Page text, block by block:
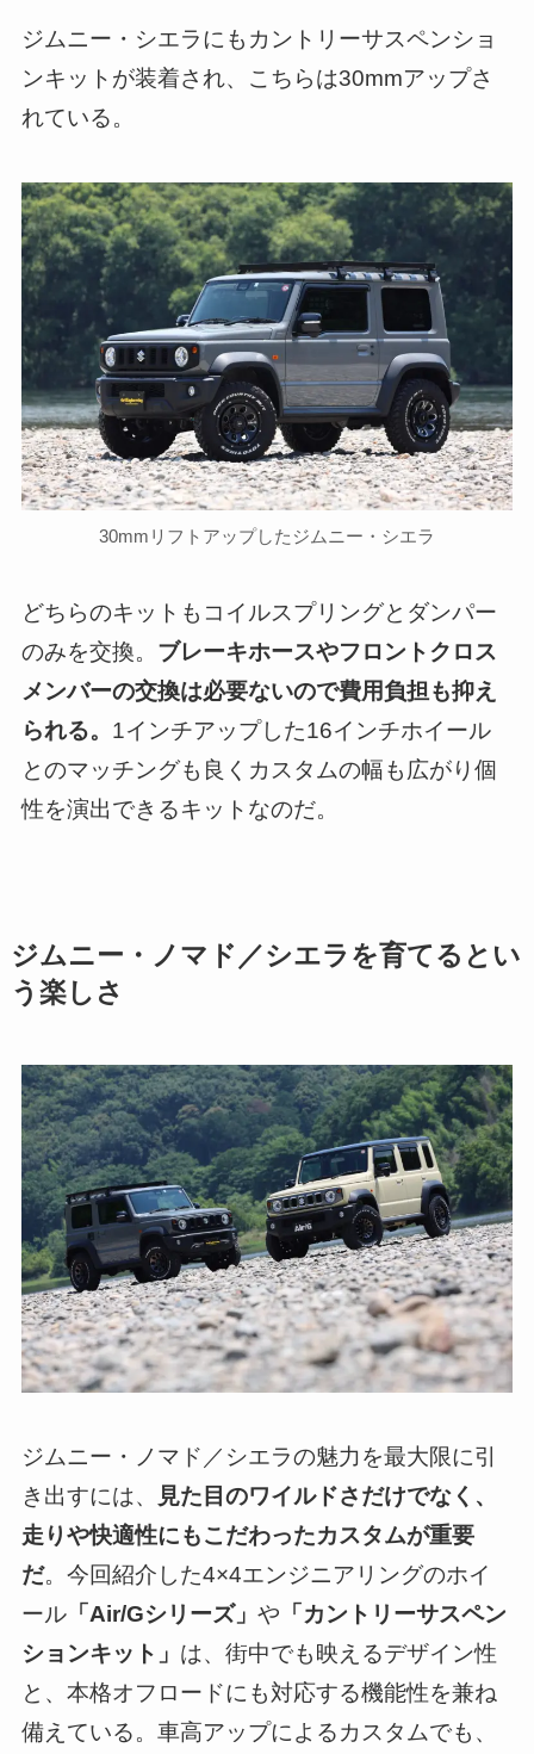
ジムニー・シエラにもカントリーサスペンショ
ンキットが装着され、こちらは30mmアップさ
れている。
30mmリフトアップしたジムニー・シエラ
どちらのキットもコイルスプリングとダンパー
のみを交換。 ブレーキホースやフロントクロス
メンバーの交換は必要ないので費用負担も抑え
られる。 1インチアップした16インチホイール
とのマッチングも良くカスタムの幅も広がり個
性を演出できるキットなのだ。
ジムニー・ノマド／シエラを育てるとい
う楽しさ
ジムニー・ノマド／シエラの魅力を最大限に引
き出すには、
見た目のワイルドさだけでなく、
走りや快適性にもこだわったカスタムが重要
だ。今回紹介した4×4エンジニアリングのホイ
ール「Air/Gシリーズ」 や 「カントリーサスペン
ションキット」 は、街中でも映えるデザイン性
と、本格オフロードにも対応する機能性を兼ね
備えている。車高アップによるカスタムでも、